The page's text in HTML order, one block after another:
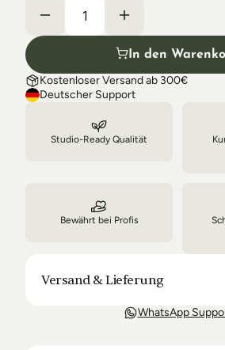
In den
Kostenloser Versand ab 300€
Deutscher Support
Studio-Ready Qualität
Bewährt bei Profis
Versand & Lieferung
Unsere Lieferung ist in der Regel
WhatsApp